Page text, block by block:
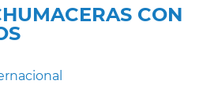
CON